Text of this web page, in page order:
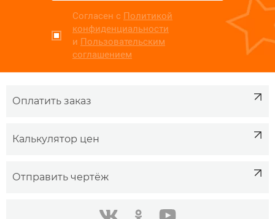
Согласен с Политикой
конфиденциальности
и Пользовательским
соглашением
Оплатить заказ
Калькулятор цен
Отправить чертёж
в контакте одноклассники youtube